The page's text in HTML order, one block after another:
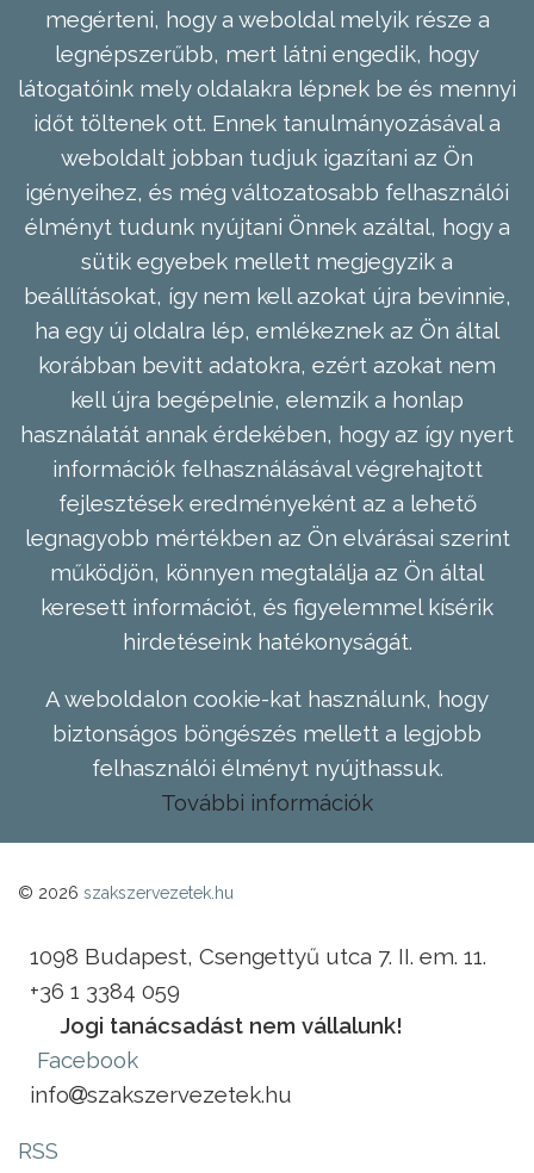
megérteni, hogy a weboldal melyik része a
legnépszerűbb, mert látni engedik, hogy
látogatóink mely oldalakra lépnek be és mennyi
időt töltenek ott. Ennek tanulmányozásával a
weboldalt jobban tudjuk igazítani az Ön
igényeihez, és még változatosabb felhasználói
élményt tudunk nyújtani Önnek azáltal, hogy a
sütik egyebek mellett megjegyzik a
beállításokat, így nem kell azokat újra bevinnie,
ha egy új oldalra lép, emlékeznek az Ön által
korábban bevitt adatokra, ezért azokat nem
kell újra begépelnie, elemzik a honlap
használatát annak érdekében, hogy az így nyert
információk felhasználásával végrehajtott
fejlesztések eredményeként az a lehető
legnagyobb mértékben az Ön elvárásai szerint
működjön, könnyen megtalálja az Ön által
keresett információt, és figyelemmel kísérik
hirdetéseink hatékonyságát.
A weboldalon cookie-kat használunk, hogy
biztonságos böngészés mellett a legjobb
felhasználói élményt nyújthassuk.
További információk
© 2026 szakszervezetek.hu
1098 Budapest, Csengettyű utca 7. II. em. 11.
+36 1 3384 059
Jogi tanácsadást nem vállalunk!
Facebook
info
szakszervezetek.hu
RSS